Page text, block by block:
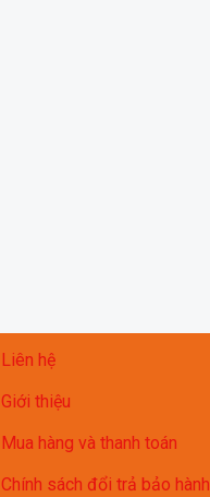
Liên hệ
Giới thiệu
Mua hàng và thanh toán
Chính sách đổi trả bảo hành